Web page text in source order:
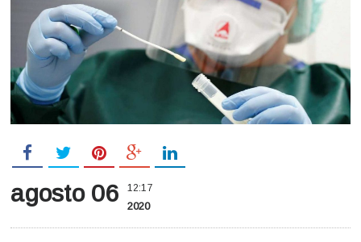
agosto 06 12:17
2020